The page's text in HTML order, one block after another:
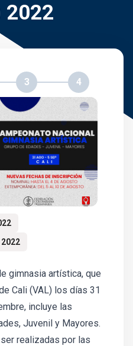
2022
3 4
gimnasia artística, que
Cali (VAL) los días 31
incluye las
Juvenil y Mayores.
realizadas por las